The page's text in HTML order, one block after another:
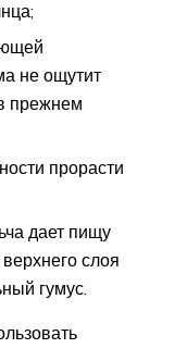
не ощутит
прежнем
прорасти
дает пищу
слоя
гумус.